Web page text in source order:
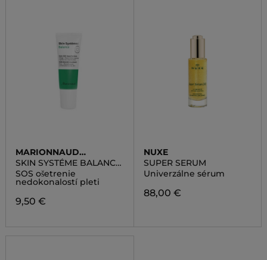
MARIONNAUD
SKINCARE
SKIN SYSTÉME BALANCE
SOS BLEMISH
TREATMENT
SOS ošetrenie
nedokonalostí pleti
9,50 €
NUXE
SUPER SERUM
Univerzálne sérum
88,00 €